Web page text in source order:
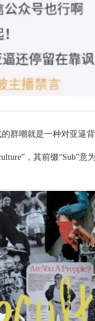
群嘲就是一种对亚逼
，其前缀“Sub”意